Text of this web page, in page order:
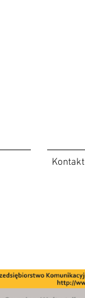
Kontakt